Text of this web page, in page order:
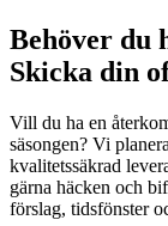
Behöver du
Skicka din
Vill du ha en
säsongen? Vi
kvalitetssäkrad
gärna häcken och
förslag, tidsfönster